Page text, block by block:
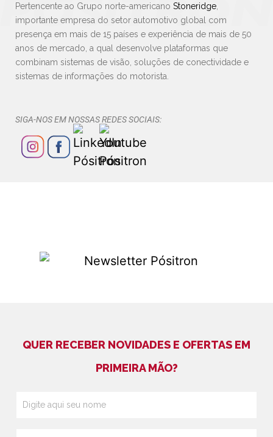
Pertencente ao Grupo norte-americano Stoneridge
importante empresa do setor automotivo global com
presença em mais de 15 países e experiência de mais de 50
anos de mercado, a qual desenvolve plataformas que
combinam sistemas de visão, soluções de conectividade e
sistemas de informações do motorista.
SIGA-NOS EM NOSSAS REDES SOCIAIS:
QUER RECEBER NOVIDADES E OFERTAS EM
PRIMEIRA MÃO?